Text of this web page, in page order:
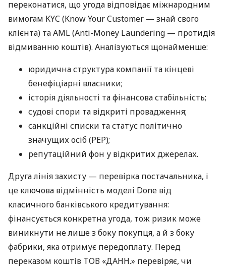
переконатися, що угода відповідає міжнародним
вимогам KYC (Know Your Customer — знай свого
клієнта) та AML (Anti-Money Laundering — протидія
відмиванню коштів). Аналізуються щонайменше:
юридична структура компанії та кінцеві
бенефіціарні власники;
історія діяльності та фінансова стабільність;
судові спори та відкриті провадження;
санкційні списки та статус політично
значущих осіб (PEP);
репутаційний фон у відкритих джерелах.
Друга лінія захисту — перевірка постачальника, і
це ключова відмінність моделі Done від
класичного банківського кредитування:
фінансується конкретна угода, тож ризик може
виникнути не лише з боку покупця, а й з боку
фабрики, яка отримує передоплату. Перед
переказом коштів ТОВ «ДАНН.» перевіряє, чи